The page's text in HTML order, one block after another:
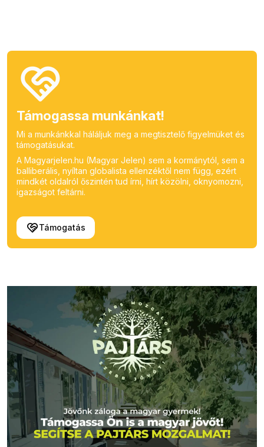
Támogassa munkánkat!
Mi a munkánkkal háláljuk meg a megtisztelő figyelmüket és
támogatásukat.
A Magyarjelen.hu (Magyar Jelen) sem a kormánytól, sem a
balliberális, nyíltan globalista ellenzéktől nem függ, ezért
mindkét oldalról őszintén tud írni, hírt közölni, oknyomozni,
igazságot feltárni.
Támogatás